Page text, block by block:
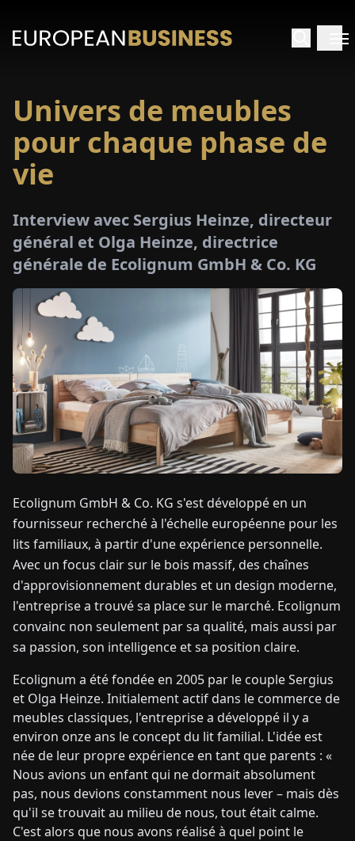
ENDEFRES ITNLPL HU
CONTACTEZ-
NOUS
Univers de meubles
pour chaque phase de
vie
Interview avec Sergius Heinze, directeur
général et Olga Heinze, directrice
générale de Ecolignum GmbH & Co. KG
Ecolignum GmbH & Co. KG s'est développé en un
fournisseur recherché à l'échelle européenne pour les
lits familiaux, à partir d'une expérience personnelle.
Avec un focus clair sur le bois massif, des chaînes
d'approvisionnement durables et un design moderne,
l'entreprise a trouvé sa place sur le marché. Ecolignum
convainc non seulement par sa qualité, mais aussi par
sa passion, son intelligence et sa position claire.
Ecolignum a été fondée en 2005 par le couple Sergius
et Olga Heinze. Initialement actif dans le commerce de
meubles classiques, l'entreprise a développé il y a
environ onze ans le concept du lit familial. L'idée est
née de leur propre expérience en tant que parents : «
Nous avions un enfant qui ne dormait absolument
pas, nous devions constamment nous lever – mais dès
qu'il se trouvait au milieu de nous, tout était calme.
C'est alors que nous avons réalisé à quel point le